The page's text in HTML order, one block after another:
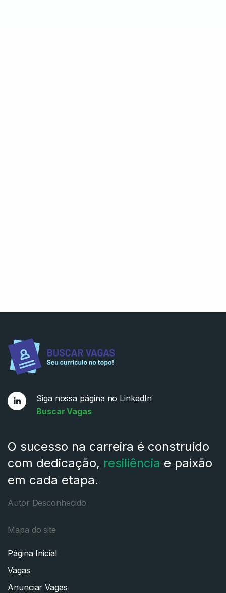
Siga nossa página no LinkedIn
Buscar Vagas
O sucesso na carreira é construído
com dedicação, resiliência e paixão
em cada etapa.
Autor Desconhecido
Mapa do site
Página Inicial
Vagas
Anunciar Vagas